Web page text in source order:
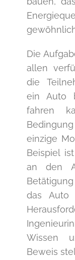
Die
allen
die
ein Auto
fahren
einzige
Beispiel
an den
das Auto
Wissen
Beweis